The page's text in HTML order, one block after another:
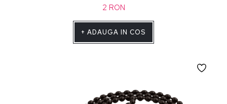
2 RON
+ ADAUGA IN COS